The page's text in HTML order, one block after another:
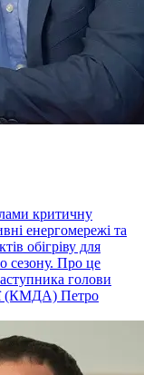
критичну
енергомережі та
обігріву для
сезону. Про це
голови
(КМДА) Петро